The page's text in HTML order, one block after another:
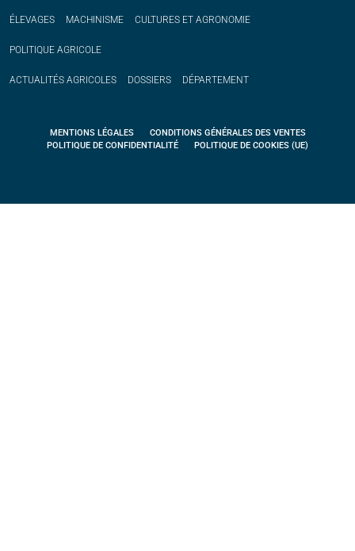
ÉLEVAGES MACHINISME CULTURES ET AGRONOMIE
POLITIQUE AGRICOLE
ACTUALITÉS AGRICOLES DOSSIERS DÉPARTEMENT
MENTIONS LÉGALES
CONDITIONS GÉNÉRALES DES VENTES
POLITIQUE DE CONFIDENTIALITÉ
POLITIQUE DE COOKIES (UE)